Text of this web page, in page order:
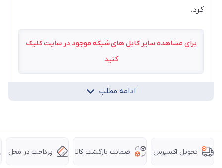
کرد.
برای مشاهده سایر کابل های شبکه موجود در سایت کلیک
کنید
ادامه مطلب
تحویل اکسپرس ضمانت بازگشت کالا پرداخت در محل